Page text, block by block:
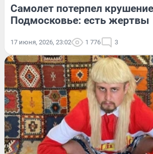
Самолет потерпел
Подмосковье: есть жертвы
17 июня, 2026, 23:02 1 776 3